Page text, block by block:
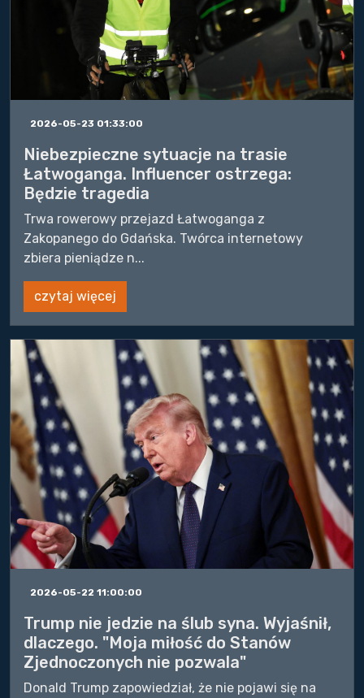
2026-05-23 01:33:00
Niebezpieczne sytuacje na trasie
Łatwoganga. Influencer ostrzega:
Będzie tragedia
Trwa rowerowy przejazd Łatwoganga z
Zakopanego do Gdańska. Twórca internetowy
zbiera pieniądze n...
czytaj więcej
2026-05-22 11:00:00
Trump nie jedzie na ślub syna. Wyjaśnił,
dlaczego. "Moja miłość do Stanów
Zjednoczonych nie pozwala"
Donald Trump zapowiedział, że nie pojawi się na